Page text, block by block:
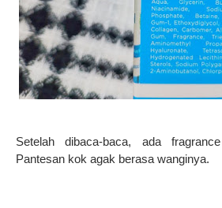
Setelah dibaca-baca, ada
Pantesan kok agak berasa wanginya.